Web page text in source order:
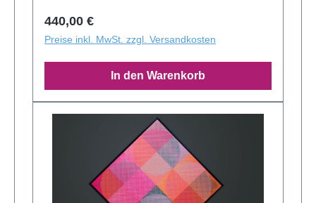
Regulärer Preis:
440,00 €
Preise inkl. MwSt. zzgl. Versandkosten
In den Warenkorb